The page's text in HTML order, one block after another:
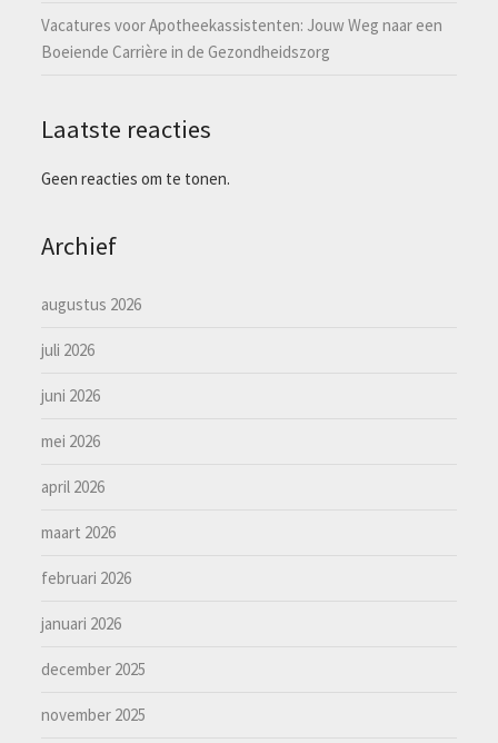
Vacatures voor Apotheekassistenten: Jouw Weg naar een
Boeiende Carrière in de Gezondheidszorg
Laatste reacties
Geen reacties om te tonen.
Archief
augustus 2026
juli 2026
juni 2026
mei 2026
april 2026
maart 2026
februari 2026
januari 2026
december 2025
november 2025